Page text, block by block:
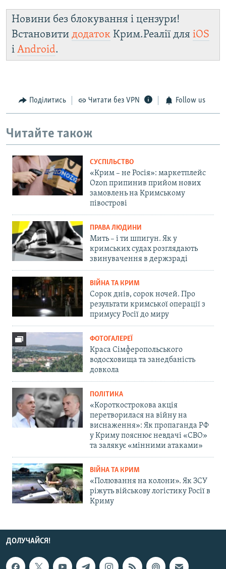
Новини без блокування і цензури!
Встановити додаток Крим.Реалії для iOS
і Android.
Поділитись Читати без VPN Follow us
Читайте також
СУСПІЛЬСТВО
«Крим – не Росія»: маркетплейс
Ozon припинив прийом нових
замовлень на Кримському
півострові
ПРАВА ЛЮДИНИ
Мить – і ти шпигун. Як у
кримських судах розглядають
звинувачення в держзраді
ВІЙНА ТА КРИМ
Сорок днів, сорок ночей. Про
результати кримської операції з
примусу Росії до миру
ФОТОГАЛЕРЕЇ
Краса Сімферопольського
водосховища та занедбаність
довкола
ПОЛІТИКА
«Короткострокова акція
перетворилася на війну на
виснаження»: Як пропаганда РФ
у Криму пояснює невдачі «СВО»
та залякує «мінними атаками»
ВІЙНА ТА КРИМ
«Полювання на колони». Як ЗСУ
ріжуть військову логістику Росії в
Криму
ДОЛУЧАЙСЯ!